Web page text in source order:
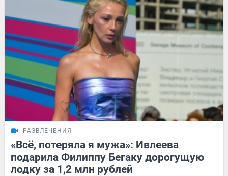
РАЗВЛЕЧЕНИЯ
«Всё, потеряла я мужа»: Ивлеева
подарила Филиппу Бегаку дорогущую
лодку за 1,2 млн рублей